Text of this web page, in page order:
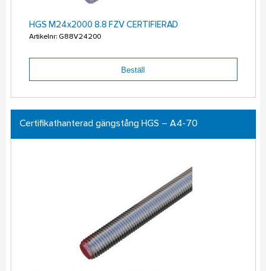
HGS M24x2000 8.8 FZV CERTIFIERAD
Artikelnr: G88V24200
Beställ
Certifikathanterad gängstång HGS – A4-70